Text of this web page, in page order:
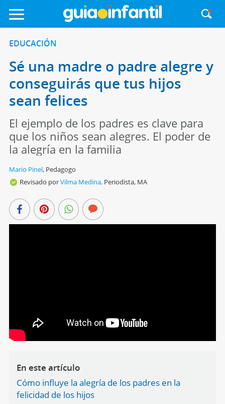
EDUCACIÓN
Sé una madre o padre alegre y
conseguirás que tus hijos
sean felices
El ejemplo de los padres es clave para
que los niños sean alegres. El poder de
la alegría en la familia
Mario Pinel, Pedagogo
Revisado porVilma Medina, Periodista, MA
En este artículo
Cómo influye la alegría de los padres en la
felicidad de los hijos